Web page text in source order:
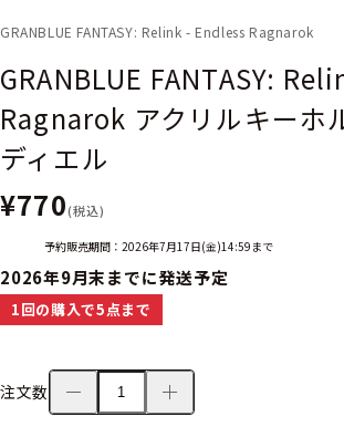
GRANBLUE FANTASY: Relink - Endless Ragnarok
GRANBLUE FANTASY:
Ragnarok アクリルキーホ
ディエル
¥770(税込)
予約販売期間：2026年7月17日(金)14:59まで
2026年9月末までに発送予定
1回の購入で5点まで
注文数